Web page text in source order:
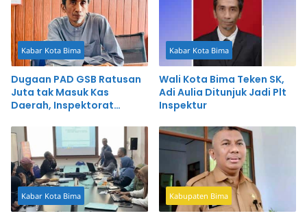
Kabar Kota Bima
Dugaan PAD GSB Ratusan
Juta tak Masuk Kas
Daerah, Inspektorat
Kabar Kota Bima
Wali Kota Bima Teken SK,
Adi Aulia Ditunjuk Jadi Plt
Inspektur
Kabar Kota Bima Kabupaten Bima